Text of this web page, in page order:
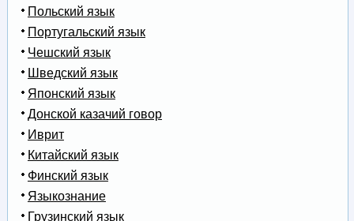
Польский язык
Португальский язык
Чешский язык
Шведский язык
Японский язык
Донской казачий говор
Иврит
Китайский язык
Финский язык
Языкознание
Грузинский язык